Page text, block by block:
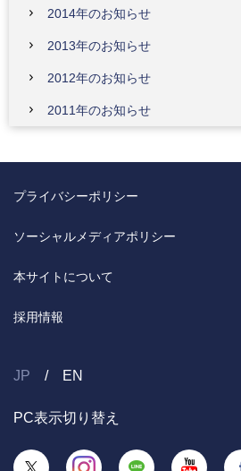
2014年のお知らせ
2013年のお知らせ
2012年のお知らせ
2011年のお知らせ
プライバシーポリシー
ソーシャルメディアポリシー
本サイトについて
採用情報
JP EN
PC表示切り替え